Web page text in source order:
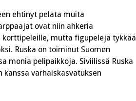
ehtinyt pelata muita
ovat niin ahkeria
korttipeleille, mutta figupelejä tykkää
Ruska on toiminut Suomen
monia pelipaikkoja. Siviilissä Ruska
varhaiskasvatuksen